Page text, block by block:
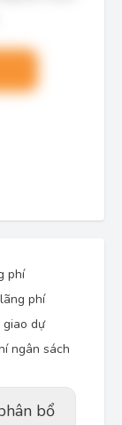
phí
phí
giao dự
ngân sách
bổ